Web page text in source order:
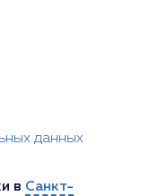
данных
в Санкт-